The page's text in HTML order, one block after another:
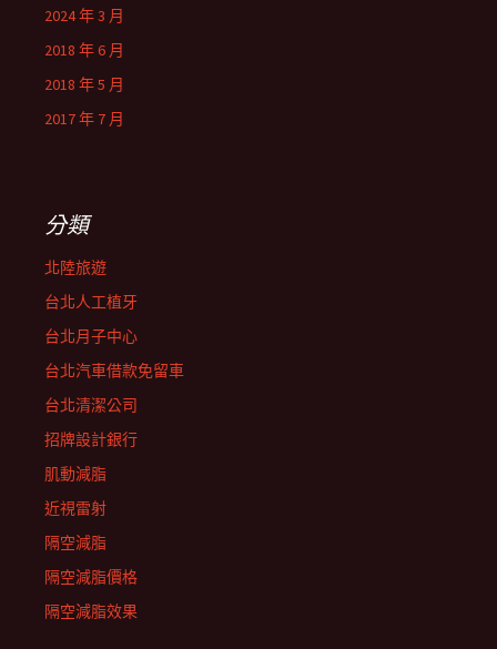
2024 年 3 月
2018 年 6 月
2018 年 5 月
2017 年 7 月
分類
北陸旅遊
台北人工植牙
台北月子中心
台北汽車借款免留車
台北清潔公司
招牌設計銀行
肌動減脂
近視雷射
隔空減脂
隔空減脂價格
隔空減脂效果